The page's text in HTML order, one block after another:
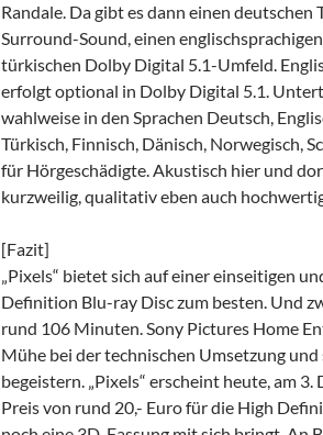
Randale. Da gibt es dann einen deutschen
Surround-Sound, einen
türkischen Dolby Digital 5.1-Umfeld.
erfolgt optional in Dolby Digital 5.1.
wahlweise in den Sprachen Deutsch,
Türkisch, Finnisch, Dänisch, Norwegisch,
für Hörgeschädigte. Akustisch hier und
kurzweilig, qualitativ eben auch
[Fazit]
„Pixels“ bietet sich auf einer einseitigen
Definition Blu-ray Disc zum besten. Und
rund 106 Minuten. Sony Pictures Home
Mühe bei der technischen Umsetzung und
begeistern. „Pixels“ erscheint heute, am
Preis von rund 20,- Euro für die High